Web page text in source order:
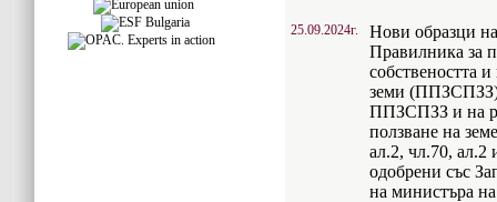
25.09.2024г.
Нови образци
Правилника за
собствеността
земи
ППЗСПЗЗ и на
ползване на
ал.2, чл.70,
одобрени със
на министъра